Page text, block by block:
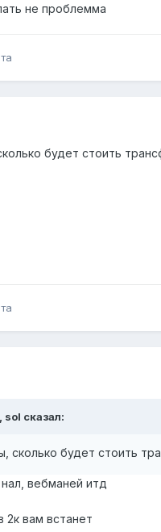
не проблемма
будет стоить
sol сказал:
сколько будет стоить
вебманей итд
вам встанет